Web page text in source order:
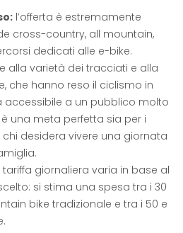
l’offerta è estremamente
cross-country, all mountain,
dedicati alle e-bike.
alla varietà dei tracciati e alla
che hanno reso il ciclismo in
accessibile a un pubblico molto
una meta perfetta sia per i
desidera vivere una giornata
giornaliera varia in base al
si stima una spesa tra i 30
bike tradizionale e tra i 50 e